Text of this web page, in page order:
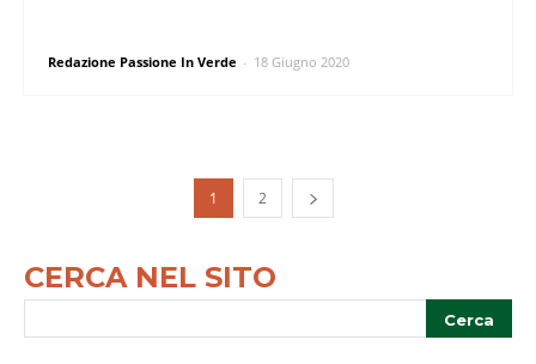
Redazione Passione In Verde - 18 Giugno 2020
1 2
CERCA NEL SITO